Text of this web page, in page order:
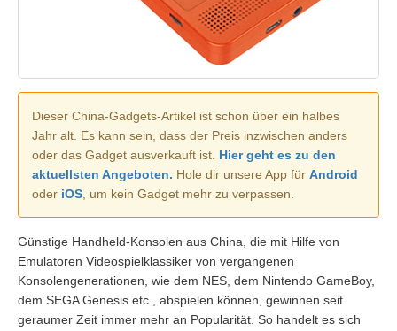
Dieser China-Gadgets-Artikel ist schon über ein halbes
Jahr alt. Es kann sein, dass der Preis inzwischen anders
oder das Gadget ausverkauft ist. Hier geht es zu den
aktuellsten Angeboten. Hole dir unsere App für Android
oder iOS , um kein Gadget mehr zu verpassen.
Günstige Handheld-Konsolen aus China, die mit Hilfe von
Emulatoren Videospielklassiker von vergangenen
Konsolengenerationen, wie dem NES, dem Nintendo GameBoy,
dem SEGA Genesis etc., abspielen können, gewinnen seit
geraumer Zeit immer mehr an Popularität. So handelt es sich